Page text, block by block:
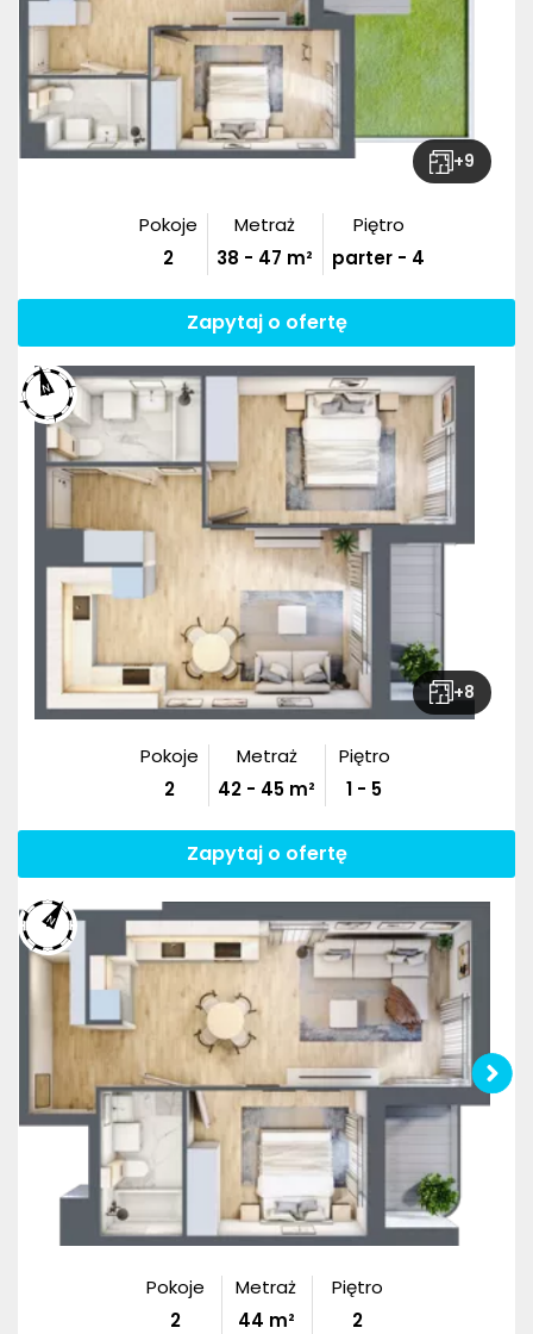
+9
Pokoje
2
Metraż
38 - 47 m²
Piętro
parter - 4
Zapytaj o ofertę
+8
Pokoje
2
Metraż
42 - 45 m²
Piętro
1 - 5
Zapytaj o ofertę
Pokoje
2
Metraż
44 m²
Piętro
2